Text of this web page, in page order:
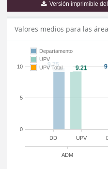
Versión imprimible
Valores medios para las
DD UPV
ADM
0
5
10
Departamento
UPV
UPV Total